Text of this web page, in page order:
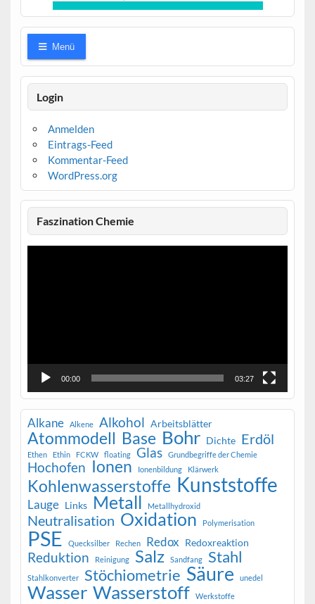
Menü
Login
Anmelden
Eintrags-Feed
Kommentar-Feed
WordPress.org
Faszination Chemie
Video-
00:00 03:27
Alkane Alkene Alkohol Arbeitsblätter
Atommodell Base Bohr Dichte Erdöl
Ethen Ethin FCKW floating Glas Grundbegriffe der Chemie
Hochofen Ionen Ionenbildung Klärwerk
Kohlenwasserstoffe Kunststoffe
Lauge Links Metall Metallhydroxid
Neutralisation Oxidation Polymerisation
PSE Quecksilber Rechen Redox Redoxreaktion
Reduktion Reinigung Salz Sandfang Stahl
Stahlkonverter Stöchiometrie Säure unedel
Wasser Wasserstoff Werkstoffe